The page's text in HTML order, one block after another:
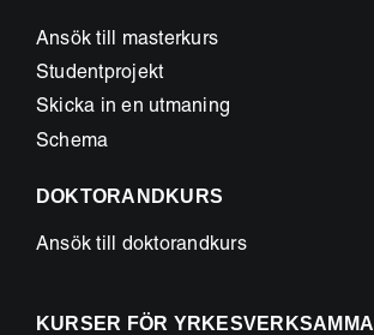
Ansök till masterkurs
Studentprojekt
Skicka in en utmaning
Schema
DOKTORANDKURS
Ansök till doktorandkurs
KURSER FÖR YRKESVERKSAMMA